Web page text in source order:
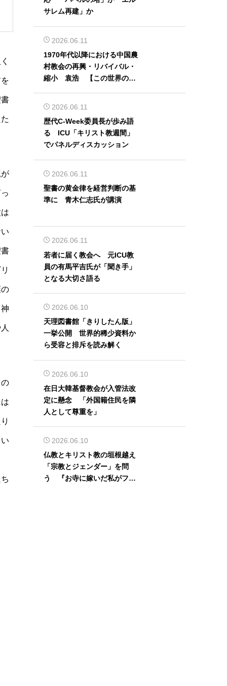
サレム再建」か
2026.06.11
1970年代以降における中国農
村教会の再興・リバイバル・
縮小 袁浩 【この世界の片
2026.06.11
歴代C-Week委員長が歩み語
る ICU「キリスト教週間」
でパネルディスカッション
2026.06.11
聖書の黄金律を経営判断の基
準に 青木仁志氏が講演
2026.06.11
若者に届く教会へ 元ICU教
員の有馬平吉氏が「聞き手」
となる大切さ語る
2026.06.10
天理図書館「きりしたん版」
一挙公開 世界的稀少資料か
ら受容と排斥を読み解く
2026.06.10
在日大韓基督教会が入管法改
定に懸念 「外国籍住民を隣
人として尊重を」
2026.06.10
仏教とキリスト教の垣根越え
「宗教とジェンダー」を問
う 『お寺に嫁いだ私がフェ